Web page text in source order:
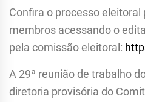
Confira o processo
membros acessando o
pela comissão eleitoral:
A 29ª reunião de trabalho
diretoria provisória do